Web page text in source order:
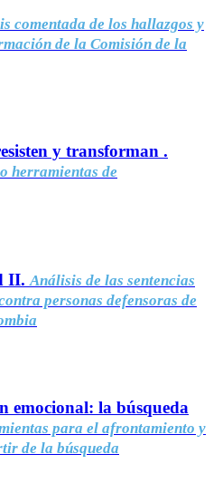
comentada de los hallazgos y
de la Comisión de la
y transforman .
herramientas de
II. Análisis de las sentencias
personas defensoras de
emocional: la búsqueda
para el afrontamiento y
de la búsqueda